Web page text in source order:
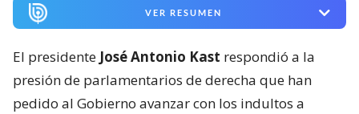
VER RESUMEN
El presidente José Antonio Kast respondió a la
presión de parlamentarios de derecha que han
pedido al Gobierno avanzar con los indultos a